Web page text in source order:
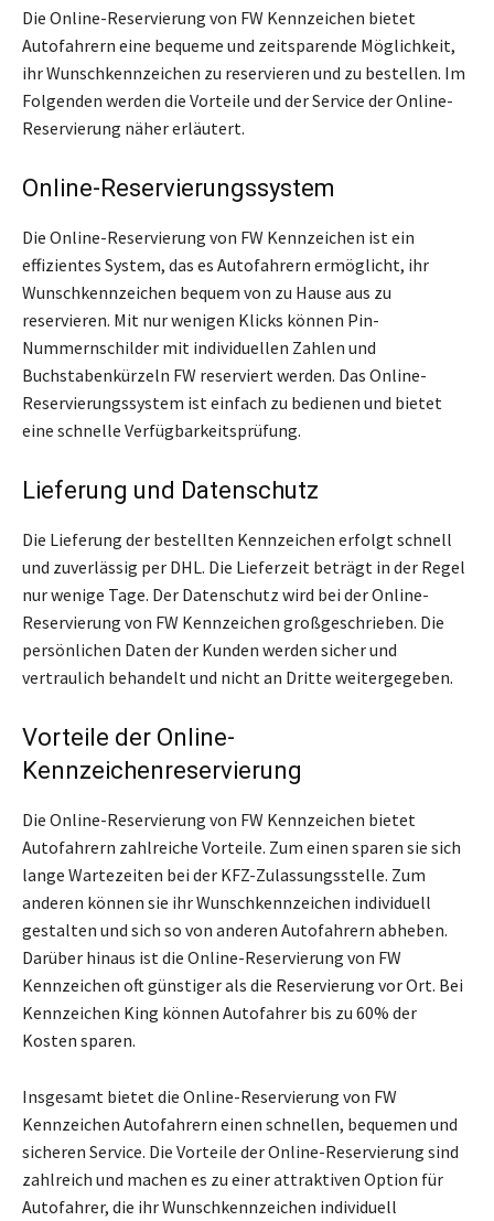
Die Online-Reservierung von FW Kennzeichen bietet
Autofahrern eine bequeme und zeitsparende Möglichkeit,
ihr Wunschkennzeichen zu reservieren und zu bestellen. Im
Folgenden werden die Vorteile und der Service der Online-
Reservierung näher erläutert.
Online-Reservierungssystem
Die Online-Reservierung von FW Kennzeichen ist ein
effizientes System, das es Autofahrern ermöglicht, ihr
Wunschkennzeichen bequem von zu Hause aus zu
reservieren. Mit nur wenigen Klicks können Pin-
Nummernschilder mit individuellen Zahlen und
Buchstabenkürzeln FW reserviert werden. Das Online-
Reservierungssystem ist einfach zu bedienen und bietet
eine schnelle Verfügbarkeitsprüfung.
Lieferung und Datenschutz
Die Lieferung der bestellten Kennzeichen erfolgt schnell
und zuverlässig per DHL. Die Lieferzeit beträgt in der Regel
nur wenige Tage. Der Datenschutz wird bei der Online-
Reservierung von FW Kennzeichen großgeschrieben. Die
persönlichen Daten der Kunden werden sicher und
vertraulich behandelt und nicht an Dritte weitergegeben.
Vorteile der Online-
Kennzeichenreservierung
Die Online-Reservierung von FW Kennzeichen bietet
Autofahrern zahlreiche Vorteile. Zum einen sparen sie sich
lange Wartezeiten bei der KFZ-Zulassungsstelle. Zum
anderen können sie ihr Wunschkennzeichen individuell
gestalten und sich so von anderen Autofahrern abheben.
Darüber hinaus ist die Online-Reservierung von FW
Kennzeichen oft günstiger als die Reservierung vor Ort. Bei
Kennzeichen King können Autofahrer bis zu 60% der
Kosten sparen.
Insgesamt bietet die Online-Reservierung von FW
Kennzeichen Autofahrern einen schnellen, bequemen und
sicheren Service. Die Vorteile der Online-Reservierung sind
zahlreich und machen es zu einer attraktiven Option für
Autofahrer, die ihr Wunschkennzeichen individuell